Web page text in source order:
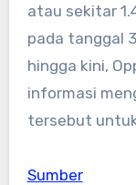
atau sekitar
pada tanggal
hingga kini,
informasi
tersebut
Sumber